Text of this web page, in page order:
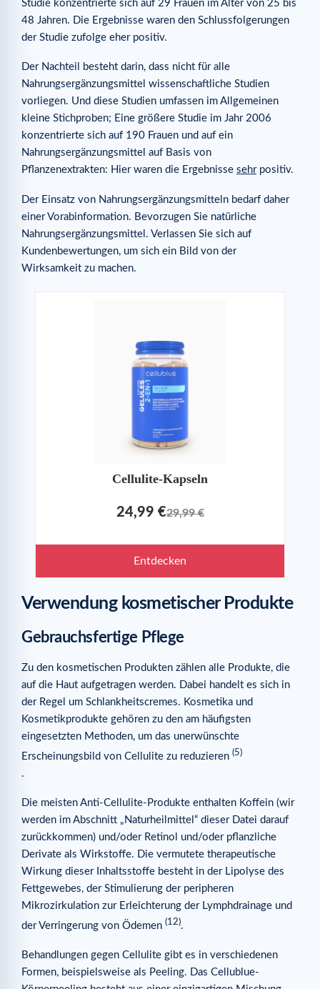
Studie konzentrierte sich auf 29 Frauen im Alter von 25 bis
48 Jahren. Die Ergebnisse waren den Schlussfolgerungen
der Studie zufolge eher positiv.
Der Nachteil besteht darin, dass nicht für alle
Nahrungsergänzungsmittel wissenschaftliche Studien
vorliegen. Und diese Studien umfassen im Allgemeinen
kleine Stichproben; Eine größere Studie im Jahr 2006
konzentrierte sich auf 190 Frauen und auf ein
Nahrungsergänzungsmittel auf Basis von
Pflanzenextrakten: Hier waren die Ergebnisse sehrpositiv.
Der Einsatz von Nahrungsergänzungsmitteln bedarf daher
einer Vorabinformation. Bevorzugen Sie natürliche
Nahrungsergänzungsmittel. Verlassen Sie sich auf
Kundenbewertungen, um sich ein Bild von der
Wirksamkeit zu machen.
Cellulite-Kapseln
24,99 €29,99 €
Entdecken
Verwendung kosmetischer Produkte
Gebrauchsfertige Pflege
Zu den kosmetischen Produkten zählen alle Produkte, die
auf die Haut aufgetragen werden. Dabei handelt es sich in
der Regel um Schlankheitscremes. Kosmetika und
Kosmetikprodukte gehören zu den am häufigsten
eingesetzten Methoden, um das unerwünschte
Erscheinungsbild von Cellulite zu reduzieren (5)
.
Die meisten Anti-Cellulite-Produkte enthalten Koffein (wir
werden im Abschnitt „Naturheilmittel“ dieser Datei darauf
zurückkommen) und/oder Retinol und/oder pflanzliche
Derivate als Wirkstoffe. Die vermutete therapeutische
Wirkung dieser Inhaltsstoffe besteht in der Lipolyse des
Fettgewebes, der Stimulierung der peripheren
Mikrozirkulation zur Erleichterung der Lymphdrainage und
der Verringerung von Ödemen (12).
Behandlungen gegen Cellulite gibt es in verschiedenen
Formen, beispielsweise als Peeling. Das Cellublue-